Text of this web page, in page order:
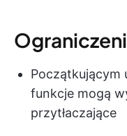
funkcje mogą
przytłaczające